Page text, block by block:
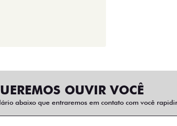
OUVIR VOCÊ
abaixo que entraremos em contato com você